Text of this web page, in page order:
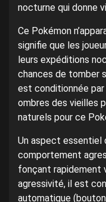
nocturne qui donne
Ce Pokémon
signifie que les
leurs expéditions
chances de tomber
est conditionnée par
ombres des vieilles
naturels pour ce
Un aspect essentiel
comportement
fonçant rapidement
agressivité, il est
automatique